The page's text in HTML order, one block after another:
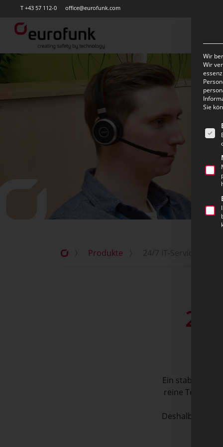
main
T +43 57 112-0 office@eurofunk.com
〉 Produkte 〉 24/7 IT-Service und
Ein stabiler
reine Technik.
Deshalb ist
Wir
Wir
Sie
Es